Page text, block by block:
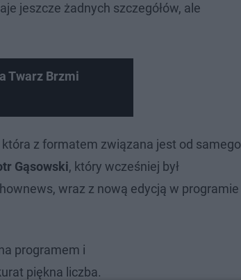
jeszcze żadnych szczegółów, ale
Twarz Brzmi
która z formatem związana jest od samego
Gąsowski, który wcześniej był
wraz z nową edycją w programie
programem i
piękna liczba.